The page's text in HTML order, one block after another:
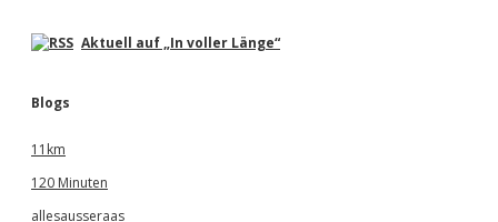
Aktuell auf „In voller Länge“
Blogs
11km
120 Minuten
allesausseraas